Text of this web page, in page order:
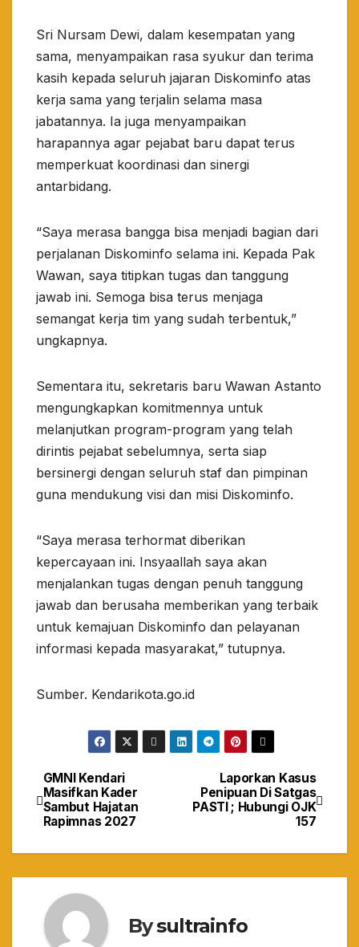
Sri Nursam Dewi, dalam kesempatan yang
sama, menyampaikan rasa syukur dan terima
kasih kepada seluruh jajaran Diskominfo atas
kerja sama yang terjalin selama masa
jabatannya. Ia juga menyampaikan
harapannya agar pejabat baru dapat terus
memperkuat koordinasi dan sinergi
antarbidang.
“Saya merasa bangga bisa menjadi bagian dari
perjalanan Diskominfo selama ini. Kepada Pak
Wawan, saya titipkan tugas dan tanggung
jawab ini. Semoga bisa terus menjaga
semangat kerja tim yang sudah terbentuk,”
ungkapnya.
Sementara itu, sekretaris baru Wawan Astanto
mengungkapkan komitmennya untuk
melanjutkan program-program yang telah
dirintis pejabat sebelumnya, serta siap
bersinergi dengan seluruh staf dan pimpinan
guna mendukung visi dan misi Diskominfo.
“Saya merasa terhormat diberikan
kepercayaan ini. Insyaallah saya akan
menjalankan tugas dengan penuh tanggung
jawab dan berusaha memberikan yang terbaik
untuk kemajuan Diskominfo dan pelayanan
informasi kepada masyarakat,” tutupnya.
Sumber. Kendarikota.go.id
Navigasi
pos
Laporkan Kasus
Penipuan Di Satgas
PASTI ; Hubungi OJK
157
GMNI Kendari
Masifkan Kader
Sambut Hajatan
Rapimnas 2027‎
Bysultrainfo